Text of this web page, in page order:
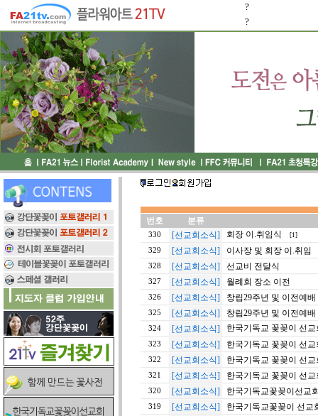
?
?
번호 분류
330 [선교회소식] 회장 이.취임식 [1]
329 [선교회소식] 이사장 및 회장 이.취임
328 [선교회소식] 선교비 전달식
327 [선교회소식] 월례회 장소 이전
326 [선교회소식] 창립29주년 및 이전예배
325 [선교회소식] 창립29주년 및 이전예배
324 [선교회소식] 한국기독교 꽃꽂이 선
323 [선교회소식] 한국기독교 꽃꽂이 선
322 [선교회소식] 한국기독교 꽃꽂이 선
321 [선교회소식] 한국기독교 꽃꽂이 선
320 [선교회소식] 한국기독교꽃꽂이선교
319 [선교회소식] 한국기독교꽃꽂이 선교